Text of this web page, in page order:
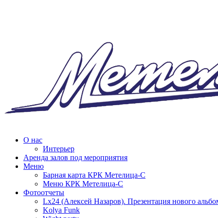
О нас
Интерьер
Аренда залов под мероприятия
Меню
Барная карта КРК Метелица-С
Меню КРК Метелица-С
Фотоотчеты
Lx24 (Алексей Назаров). Презентация нового
Kolya Funk